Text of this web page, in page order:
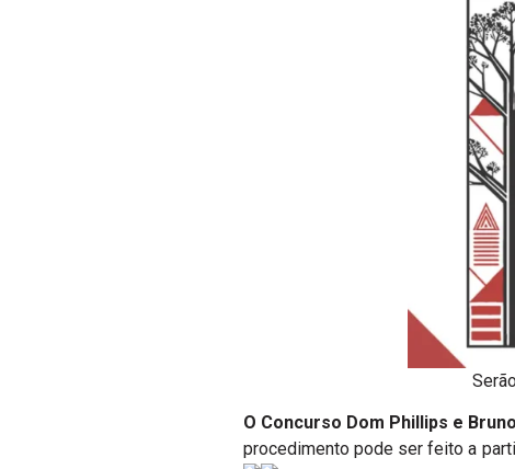
O Concurso Dom Phillips e
procedimento pode ser feito a